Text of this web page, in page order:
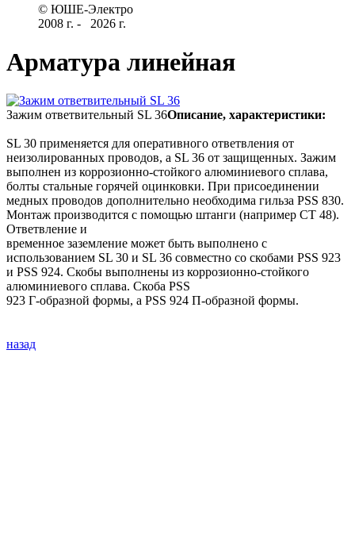
© ЮШЕ-Эл­ектро ­
2008 г­. - ­ ­­­­­
2026 г.
Арматура линейная
Зажим ответвительный SL 36Описание, характеристики:
SL 30 применяется для оперативного ответвления от
неизолированных проводов, а SL 36 от защищенных. Зажим
выполнен из коррозионно-стойкого алюминиевого сплава,
болты стальные горячей оцинковки. При присоединении
медных проводов дополнительно необходима гильза PSS 830.
Монтаж производится с помощью штанги (например СТ 48).
Ответвление и
временное заземление может быть выполнено с
использованием SL 30 и SL 36 совместно со скобами PSS 923
и PSS 924. Скобы выполнены из коррозионно-стойкого
алюминиевого сплава. Скоба PSS
923 Г-образной формы, а PSS 924 П-образной формы.
назад